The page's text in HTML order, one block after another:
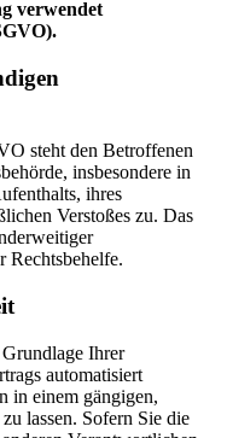
verwendet
steht den Betroffenen
insbesondere in
ihres
Verstoßes zu. Das
Rechtsbehelfe.
Ihrer
automatisiert
in einem gängigen,
lassen. Sofern Sie die